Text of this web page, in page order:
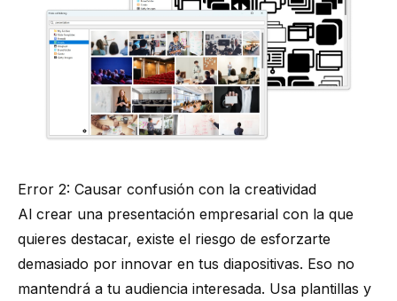
Error 2: Causar confusión con la creatividad
Al crear una presentación empresarial con la que
quieres destacar, existe el riesgo de esforzarte
demasiado por innovar en tus diapositivas. Eso no
mantendrá a tu audiencia interesada. Usa plantillas y